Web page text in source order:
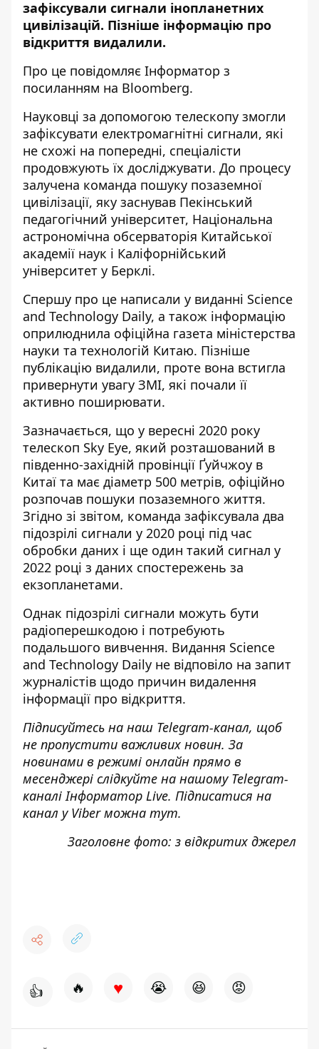
зафіксували сигнали інопланетних
цивілізацій. Пізніше інформацію про
відкриття видалили.
Про це повідомляє Інформатор з
посиланням на Bloomberg.
Науковці за допомогою телескопу змогли
зафіксувати електромагнітні сигнали, які
не схожі на попередні, спеціалісти
продовжують їх досліджувати. До процесу
залучена команда пошуку позаземної
цивілізації, яку заснував Пекінський
педагогічний університет, Національна
астрономічна обсерваторія Китайської
академії наук і Каліфорнійський
університет у Берклі.
Спершу про це написали у виданні Science
and Technology Daily, а також інформацію
оприлюднила офіційна газета міністерства
науки та технологій Китаю. Пізніше
публікацію видалили, проте вона встигла
привернути увагу ЗМІ, які почали її
активно поширювати.
Зазначається, що у вересні 2020 року
телескоп Sky Eye, який розташований в
південно-західній провінції Ґуйчжоу в
Китаї та має діаметр 500 метрів, офіційно
розпочав пошуки позаземного життя.
Згідно зі звітом, команда зафіксувала два
підозрілі сигнали у 2020 році під час
обробки даних і ще один такий сигнал у
2022 році з даних спостережень за
екзопланетами.
Однак підозрілі сигнали можуть бути
радіоперешкодою і потребують
подальшого вивчення. Видання Science
and Technology Daily не відповіло на запит
журналістів щодо причин видалення
інформації про відкриття.
Підписуйтесь на наш Telegram-канал, щоб
не пропустити важливих новин. За
новинами в режимі онлайн прямо в
месенджері слідкуйте на нашому Telegram-
каналіІнформатор Live. Підписатися на
канал у Viber можна тут.
Заголовне фото: з відкритих джерел
👍 🔥 ♥ 😭 😆 😡